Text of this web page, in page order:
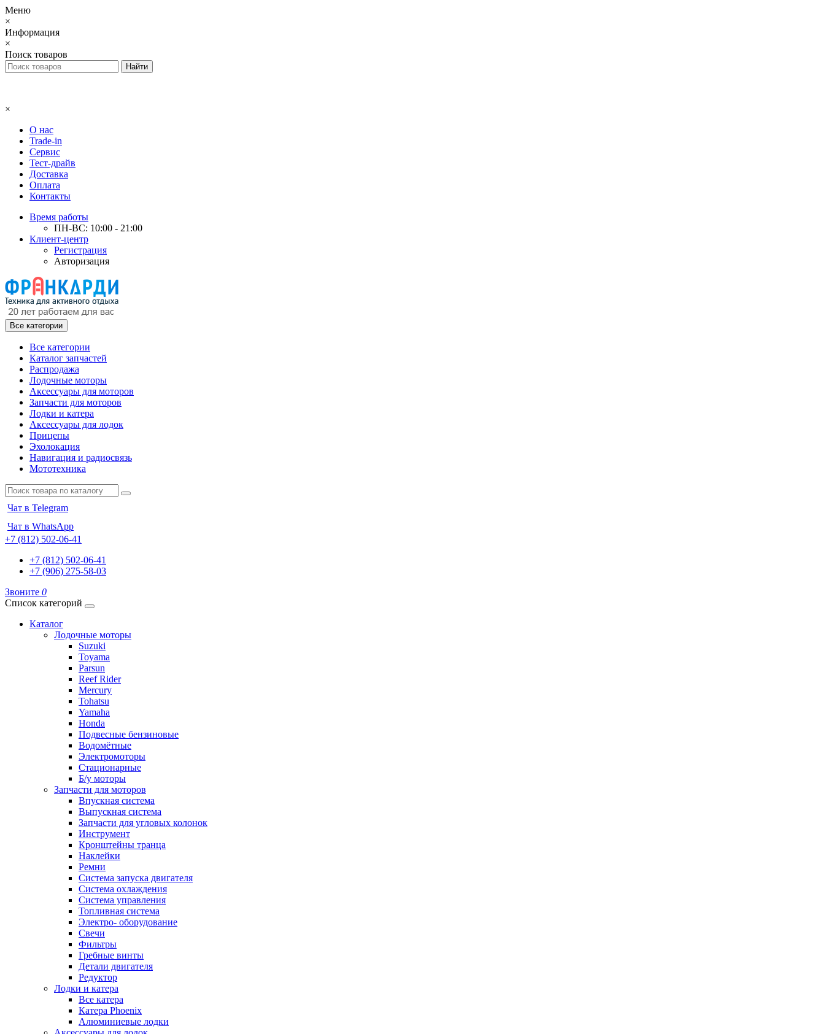
Меню
×
Информация
×
Поиск товаров
×
О нас
Trade-in
Сервис
Тест-драйв
Доставка
Оплата
Контакты
Время работы
ПН-ВС: 10:00 - 21:00
Клиент-центр
Регистрация
Авторизация
Все категории
Все категории
Каталог запчастей
Распродажа
Лодочные моторы
Аксессуары для моторов
Запчасти для моторов
Лодки и катера
Аксессуары для лодок
Прицепы
Эхолокация
Навигация и радиосвязь
Мототехника
Чат в Telegram
Чат в WhatsApp
+7 (812) 502-06-41
+7 (812) 502-06-41
+7 (906) 275-58-03
Звоните 0
Список категорий
Каталог
Лодочные моторы
Suzuki
Toyama
Parsun
Reef Rider
Mercury
Tohatsu
Yamaha
Honda
Подвесные бензиновые
Водомётные
Электромоторы
Стационарные
Б/у моторы
Запчасти для моторов
Впускная система
Выпускная система
Запчасти для угловых колонок
Инструмент
Кронштейны транца
Наклейки
Ремни
Система запуска двигателя
Система охлаждения
Система управления
Топливная система
Электро- оборудование
Свечи
Фильтры
Гребные винты
Детали двигателя
Редуктор
Лодки и катера
Все катера
Катера Phoenix
Алюминиевые лодки